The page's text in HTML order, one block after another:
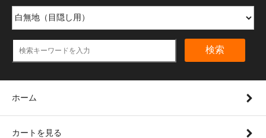
検索
ホーム
カートを見る